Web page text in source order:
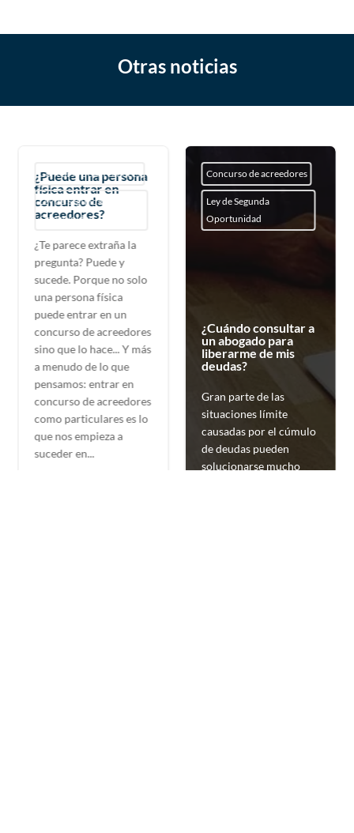
Otras noticias
Concurso de acreedores
Ley de Segunda
Oportunidad
¿Puede una persona
física entrar en
concurso de
acreedores?
¿Te parece extraña la
pregunta? Puede y
sucede. Porque no solo
una persona física
puede entrar en un
concurso de acreedores
sino que lo hace... Y más
a menudo de lo que
pensamos: entrar en
concurso de acreedores
como particulares es lo
que nos empieza a
suceder en...
Concurso de acreedores
Ley de Segunda
Oportunidad
¿Cuándo consultar a
un abogado para
liberarme de mis
deudas?
Gran parte de las
situaciones límite
causadas por el cúmulo
de deudas pueden
solucionarse mucho